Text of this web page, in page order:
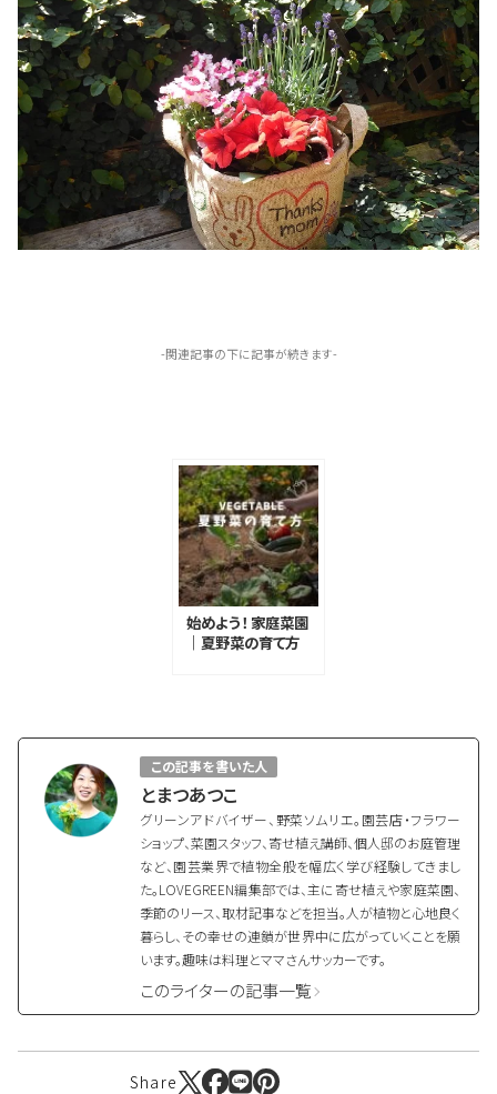
-関連記事の下に記事が続きます-
始めよう！ 家庭菜園
｜夏野菜の育て方
この記事を書いた人
とまつあつこ
グリーンアドバイザー、野菜ソムリエ。園芸店・フラワー
ショップ、菜園スタッフ、寄せ植え講師、個人邸のお庭管理
など、園芸業界で植物全般を幅広く学び経験してきまし
た。LOVEGREEN編集部では、主に寄せ植えや家庭菜園、
季節のリース、取材記事などを担当。人が植物と心地良く
暮らし、その幸せの連鎖が世界中に広がっていくことを願
います。趣味は料理とママさんサッカーです。
このライターの記事一覧
Share